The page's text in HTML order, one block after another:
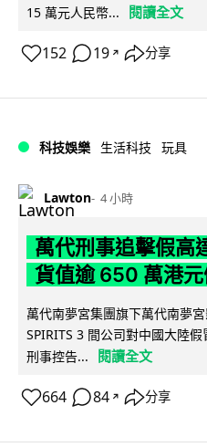
15 萬元人民幣...
閱讀全文
152 19 ↗ 分享
科技娛樂 生活科技 玩具
Lawton 4 小時
萬代刑事追擊假高
貨值逾 650 萬港
萬代南夢宮集團旗下萬代南夢
SPIRITS 3 間公司對中國大陸
刑事控告...
閱讀全文
664 84 ↗ 分享